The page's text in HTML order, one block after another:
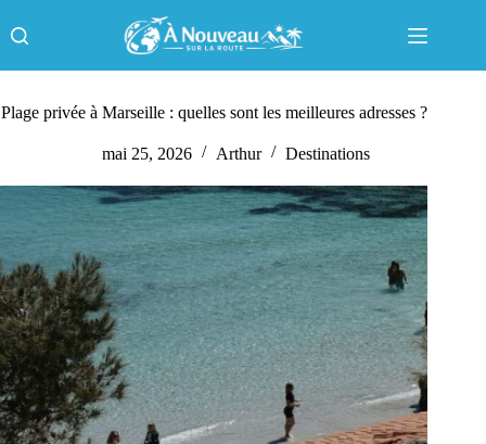
au
contenu
Plage privée à Marseille : quelles sont les meilleures adresses ?
mai 25, 2026 Arthur Destinations